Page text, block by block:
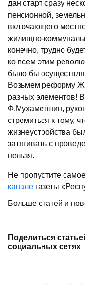
дан старт сразу
пенсионной,
включающего
жилищно-
конечно, трудно
ко всем этим
было бы
Возьмем реформу
разных элементов!
Ф.Мухаметшин,
стремиться к тому,
жизнеустройства
затягивать с
нельзя.
Не пропустите
канале газеты
Больше статей и
Поделиться
социальных сетях